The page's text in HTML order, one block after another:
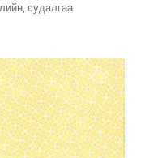
судалгаа